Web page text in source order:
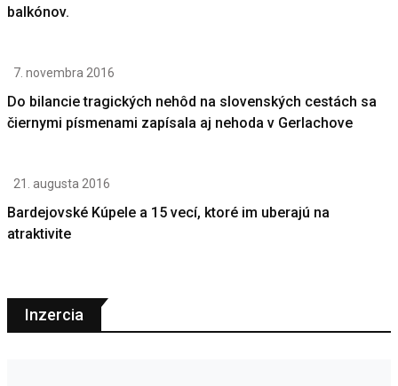
balkónov.
7. novembra 2016
Do bilancie tragických nehôd na slovenských cestách sa
čiernymi písmenami zapísala aj nehoda v Gerlachove
21. augusta 2016
Bardejovské Kúpele a 15 vecí, ktoré im uberajú na
atraktivite
Inzercia